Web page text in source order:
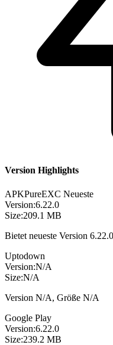
Version Highlights
APKPureEXC Neueste
Version:6.22.0
Size:209.1 MB
Bietet neueste Version
Uptodown
Version:N/A
Size:N/A
Version N/A, Größe N/A
Google Play
Version:6.22.0
Size:239.2 MB